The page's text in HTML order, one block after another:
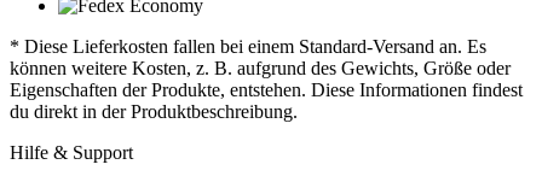
* Diese Lieferkosten fallen bei einem Standard-Versand an. Es
können weitere Kosten, z. B. aufgrund des Gewichts, Größe oder
Eigenschaften der Produkte, entstehen. Diese Informationen findest
du direkt in der Produktbeschreibung.
Hilfe & Support